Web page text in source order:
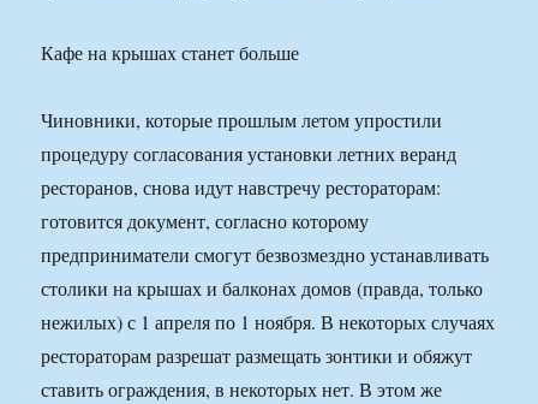
Кафе на крышах станет больше
Чиновники, которые прошлым летом упростили
процедуру согласования установки летних веранд
ресторанов, снова идут навстречу рестораторам:
готовится документ, согласно которому
предприниматели смогут безвозмездно устанавливать
столики на крышах и балконах домов (правда, только
нежилых) с 1 апреля по 1 ноября. В некоторых случаях
рестораторам разрешат размещать зонтики и обяжут
ставить ограждения, в некоторых нет. В этом же